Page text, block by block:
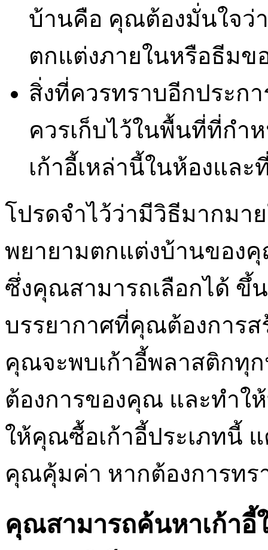
บ้านคือ คุณต้องมั่นใจว่
ตกแต่งภายในหรือธีมข
สิ่งที่ควรทราบอีกประก
ควรเก็บไว้ในพื้นที่ที่กำ
เก้าอี้เหล่านี้ในห้องและ
โปรดจำไว้ว่ามีวิธีมากมา
พยายามตกแต่งบ้านของ
ซึ่งคุณสามารถเลือกได้ ขึ้
บรรยากาศที่คุณต้องการ
คุณจะพบเก้าอี้พลาสติกทุ
ต้องการของคุณ และทำ
ให้คุณซื้อเก้าอี้ประเภทนี้
คุณคุ้มค่า หากต้องการทร
คุณสามารถค้นหาเก้าอี้